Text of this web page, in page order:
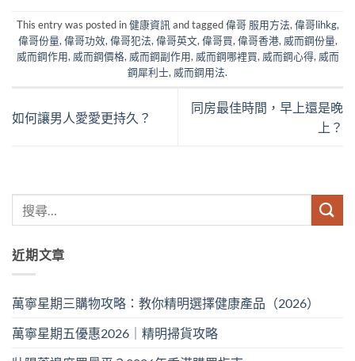
This entry was posted in健康資訊 and tagged偉哥 服用方法, 偉哥lihkg,
偉哥份量, 偉哥功效, 偉哥犯法, 偉哥英文, 偉哥買, 偉哥香港, 威而鋼份量,
威而鋼作用, 威而鋼價格, 威而鋼副作用, 威而鋼哪裡買, 威而鋼心得, 威而
鋼犀利士, 威而鋼用法.
如何讓男人愛愛更持久？
同房最佳時間，早上還是晚
上？
近期文章
萬寧星期三購物攻略：教你精明選擇健康產品（2026）
萬寧星期五優惠2026｜精明掃貨攻略